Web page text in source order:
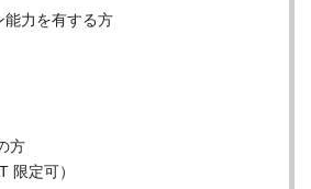
能力を有する方
方
限定可）